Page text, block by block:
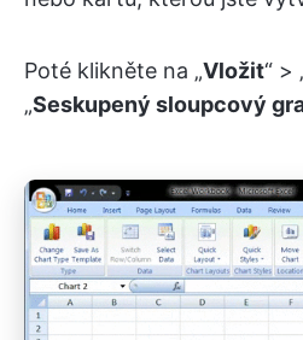
Poté klikněte na „Vložit“ >
„Seskupený sloupcový